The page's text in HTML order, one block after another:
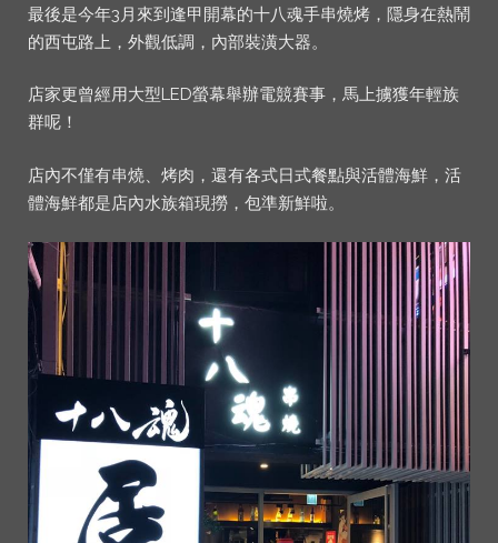
最後是今年3月來到逢甲開幕的十八魂手串燒烤，隱身在熱鬧
的西屯路上，外觀低調，內部裝潢大器。
店家更曾經用大型LED螢幕舉辦電競賽事，馬上擄獲年輕族
群呢！
店內不僅有串燒、烤肉，還有各式日式餐點與活體海鮮，活
體海鮮都是店內水族箱現撈，包準新鮮啦。